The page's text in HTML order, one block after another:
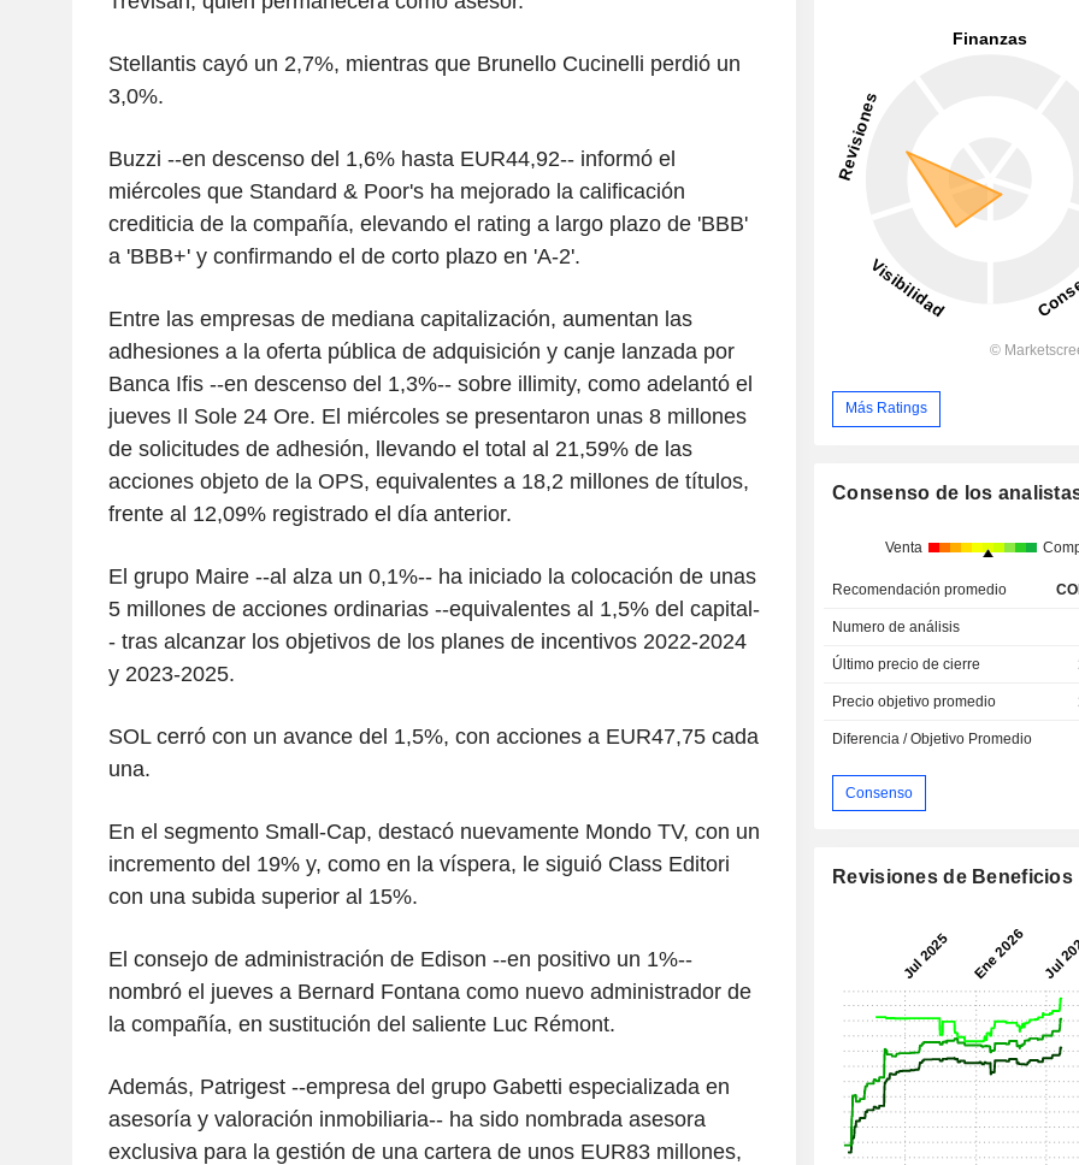
Stellantis cayó un 2,7%, mientras que Brunello Cucinelli perdió un
3,0%.
Buzzi --en descenso del 1,6% hasta EUR44,92-- informó el
miércoles que Standard & Poor's ha mejorado la calificación
crediticia de la compañía, elevando el rating a largo plazo de 'BBB'
a 'BBB+' y confirmando el de corto plazo en 'A-2'.
Entre las empresas de mediana capitalización, aumentan las
adhesiones a la oferta pública de adquisición y canje lanzada por
Banca Ifis --en descenso del 1,3%-- sobre illimity, como adelantó el
jueves Il Sole 24 Ore. El miércoles se presentaron unas 8 millones
de solicitudes de adhesión, llevando el total al 21,59% de las
acciones objeto de la OPS, equivalentes a 18,2 millones de títulos,
frente al 12,09% registrado el día anterior.
El grupo Maire --al alza un 0,1%-- ha iniciado la colocación de unas
5 millones de acciones ordinarias --equivalentes al 1,5% del capital-
- tras alcanzar los objetivos de los planes de incentivos 2022-2024
y 2023-2025.
SOL cerró con un avance del 1,5%, con acciones a EUR47,75 cada
una.
En el segmento Small-Cap, destacó nuevamente Mondo TV, con un
incremento del 19% y, como en la víspera, le siguió Class Editori
con una subida superior al 15%.
El consejo de administración de Edison --en positivo un 1%--
nombró el jueves a Bernard Fontana como nuevo administrador de
la compañía, en sustitución del saliente Luc Rémont.
Además, Patrigest --empresa del grupo Gabetti especializada en
asesoría y valoración inmobiliaria-- ha sido nombrada asesora
exclusiva para la gestión de una cartera de unos EUR83 millones,
Más Ratings
Consenso de los
Venta
Recomendación promedio
Numero de análisis
Último precio de cierre
Precio objetivo promedio
Diferencia / Objetivo Promedio
Consenso
Revisiones de Beneficios